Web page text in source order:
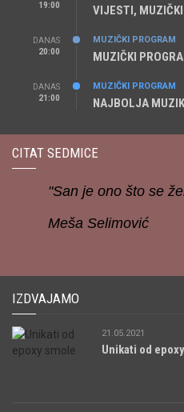
19:00
VIJESTI,
DANAS
20:00
MUZIČKI PROGRAM
MUZIČKI
DANAS
21:00
MUZIČKI PROGRAM
NAJBOLJA
CITAT SEDMICE
"San je ono što se
Meša Selimović
IZDVAJAMO
21.05.2021
Unikati od